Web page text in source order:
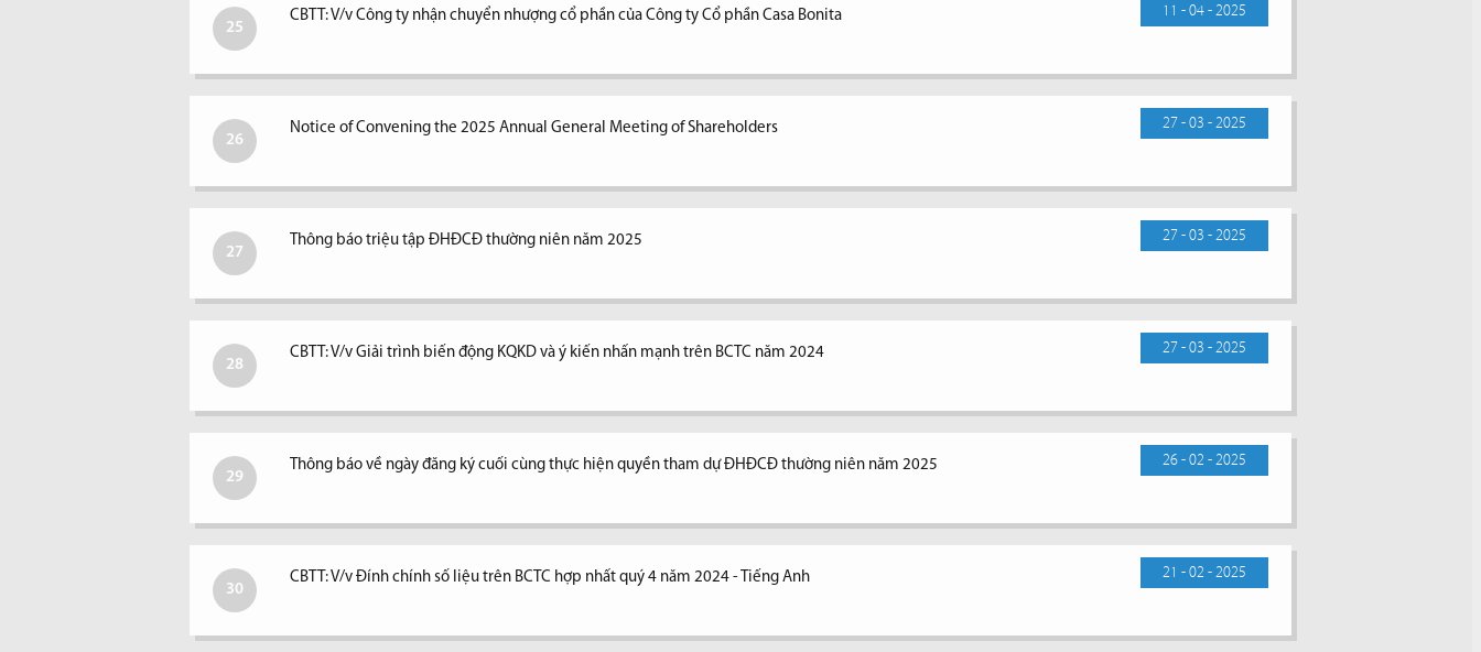
25
11 - 04 - 2025
CBTT: V/v Công ty nhận chuyển nhượng cổ phần của Công ty Cổ phần Casa Bonita
26
27 - 03 - 2025
Notice of Convening the 2025 Annual General Meeting of Shareholders
27
27 - 03 - 2025
Thông báo triệu tập ĐHĐCĐ thường niên năm 2025
28
27 - 03 - 2025
CBTT: V/v Giải trình biến động KQKD và ý kiến nhấn mạnh trên BCTC năm 2024
29
26 - 02 - 2025
Thông báo về ngày đăng ký cuối cùng thực hiện quyền tham dự ĐHĐCĐ thường niên năm 2025
30
21 - 02 - 2025
CBTT: V/v Đính chính số liệu trên BCTC hợp nhất quý 4 năm 2024 - Tiếng Anh